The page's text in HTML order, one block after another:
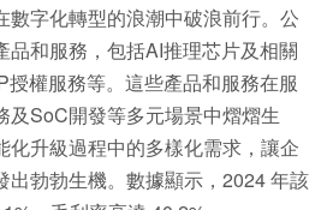
數字化轉型的浪潮中破浪前行。公
品和服務，包括AI推理芯片及相關
授權服務等。這些產品和服務在服
及SoC開發等多元場景中熠熠生
化升級過程中的多樣化需求，讓企
出勃勃生機。數據顯示，2024 年該